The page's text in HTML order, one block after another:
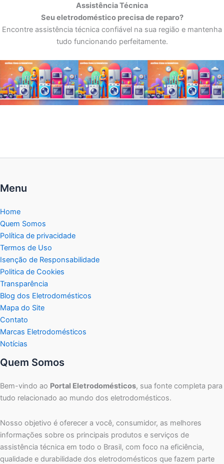
Assistência Técnica
Seu eletrodoméstico precisa de reparo?
Encontre assistência técnica confiável na sua região e mantenha
tudo funcionando perfeitamente.
Menu
Home
Quem Somos
Política de privacidade
Termos de Uso
Isenção de Responsabilidade
Politica de Cookies
Transparência
Blog dos Eletrodomésticos
Mapa do Site
Contato
Marcas Eletrodomésticos
Notícias
Quem Somos
Bem-vindo ao Portal Eletrodomésticos, sua fonte completa para
tudo relacionado ao mundo dos eletrodomésticos.
Nosso objetivo é oferecer a você, consumidor, as melhores
informações sobre os principais produtos e serviços de
assistência técnica em todo o Brasil, com foco na eficiência,
qualidade e durabilidade dos eletrodomésticos que fazem parte